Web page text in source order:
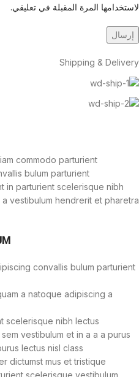
لاستخدامها المرة المقبلة في تعليقي.
Shipping & Delivery
commodo parturient
bulum parturient
in parturient scelerisque nibh
vestibulum hendrerit et pharetra
convallis bulum parturient
a natoque adipiscing a
scelerisque nibh lectus.
vestibulum et in a a a purus
lectus nisl class
dictumst mus et tristique
scelerisque vestibulum